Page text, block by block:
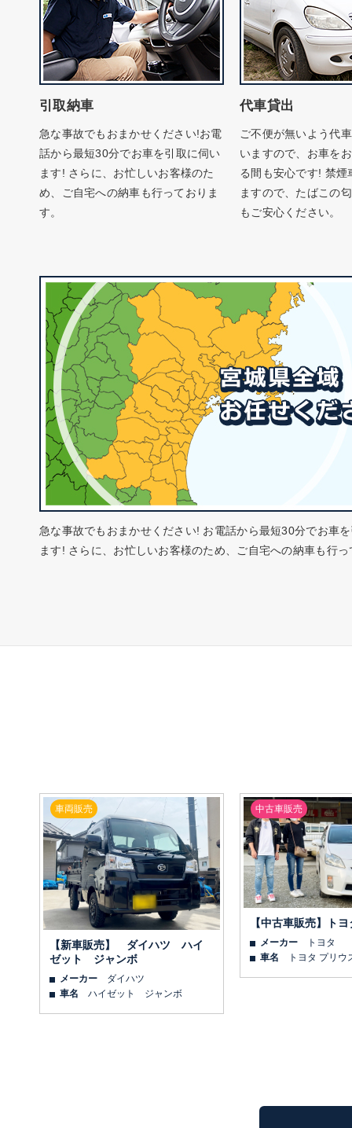
引取納車
急な事故でもおまかせください!お電
話から最短30分でお車を引取に伺い
ます! さらに、お忙しいお客様のた
め、ご自宅への納車も行っておりま
す。
代車貸出
ご不便が無いよう代
いますので、お車を
る間も安心です! 禁煙
ますので、たばこの
もご安心ください。
急な事故でもおまかせください! お電話から最短30分でお車
ます! さらに、お忙しいお客様のため、ご自宅への納車も行
車両販売
【新車販売】 ダイハツ ハイ
ゼット ジャンボ
メーカー
ダイハツ
車名
ハイゼット ジャンボ
中古車販売
【中古車販売】ト
メーカー
トヨタ
車名
トヨタ プリウ